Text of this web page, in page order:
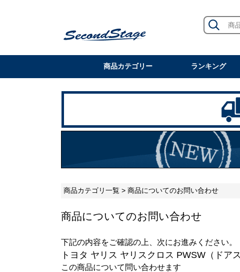
商品カテゴリー ランキング
商品カテゴリ一覧 > 商品についてのお問い合わせ
商品についてのお問い合わせ
下記の内容をご確認の上、次にお進みください。
トヨタ ヤリス ヤリスクロス PWSW（ドア
この商品について問い合わせます